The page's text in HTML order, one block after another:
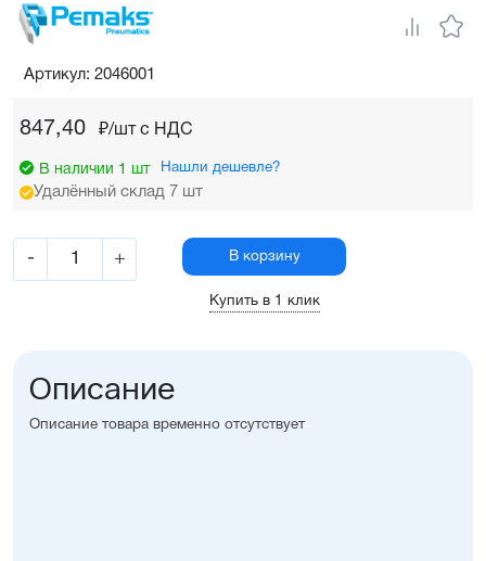
847,40 ₽/шт c НДС
В наличии 1 шт Нашли дешевле?
Удалённый склад 7 шт
- + В корзину
Купить в 1 клик
Артикул: 2046001
Описание
Описание товара временно отсутствует